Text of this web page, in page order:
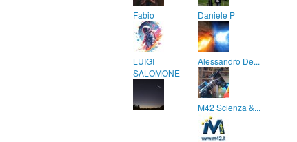
Fabio Daniele P
LUIGI
SALOMONE
Alessandro De...
M42 Scienza &...